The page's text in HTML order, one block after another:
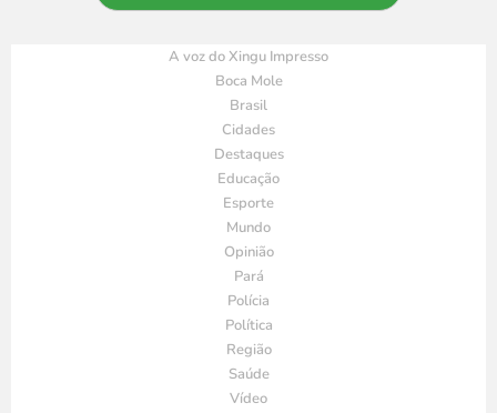
A voz do Xingu Impresso
Boca Mole
Brasil
Cidades
Destaques
Educação
Esporte
Mundo
Opinião
Pará
Polícia
Política
Região
Saúde
Vídeo